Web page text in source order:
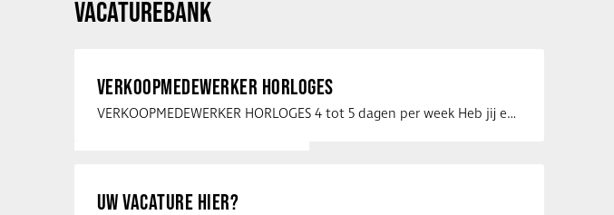
VACATUREBANK
VERKOOPMEDEWERKER HORLOGES
VERKOOPMEDEWERKER HORLOGES 4 tot 5 dagen per week Heb jij een passie voor …
UW VACATURE HIER?